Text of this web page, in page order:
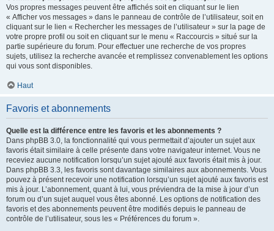
Vos propres messages peuvent être affichés soit en cliquant sur le lien
« Afficher vos messages » dans le panneau de contrôle de l’utilisateur, soit en
cliquant sur le lien « Rechercher les messages de l’utilisateur » sur la page de
votre propre profil ou soit en cliquant sur le menu « Raccourcis » situé sur la
partie supérieure du forum. Pour effectuer une recherche de vos propres
sujets, utilisez la recherche avancée et remplissez convenablement les options
qui vous sont disponibles.
Haut
Favoris et abonnements
Quelle est la différence entre les favoris et les abonnements ?
Dans phpBB 3.0, la fonctionnalité qui vous permettait d’ajouter un sujet aux
favoris était similaire à celle présente dans votre navigateur internet. Vous ne
receviez aucune notification lorsqu’un sujet ajouté aux favoris était mis à jour.
Dans phpBB 3.3, les favoris sont davantage similaires aux abonnements. Vous
pouvez à présent recevoir une notification lorsqu’un sujet ajouté aux favoris est
mis à jour. L’abonnement, quant à lui, vous préviendra de la mise à jour d’un
forum ou d’un sujet auquel vous êtes abonné. Les options de notification des
favoris et des abonnements peuvent être modifiés depuis le panneau de
contrôle de l’utilisateur, sous les « Préférences du forum ».